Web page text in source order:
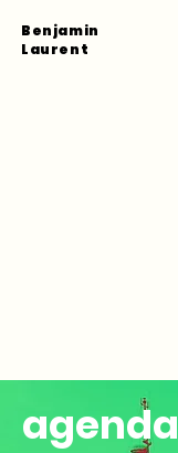
Benjamin
Laurent
agenda